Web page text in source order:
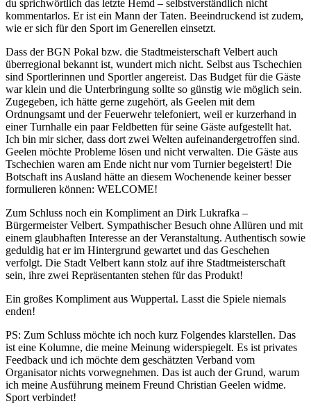
du sprichwörtlich das letzte Hemd – selbstverständlich nicht
kommentarlos. Er ist ein Mann der Taten. Beeindruckend ist zudem,
wie er sich für den Sport im Generellen einsetzt.
Dass der BGN Pokal bzw. die Stadtmeisterschaft Velbert auch
überregional bekannt ist, wundert mich nicht. Selbst aus Tschechien
sind Sportlerinnen und Sportler angereist. Das Budget für die Gäste
war klein und die Unterbringung sollte so günstig wie möglich sein.
Zugegeben, ich hätte gerne zugehört, als Geelen mit dem
Ordnungsamt und der Feuerwehr telefoniert, weil er kurzerhand in
einer Turnhalle ein paar Feldbetten für seine Gäste aufgestellt hat.
Ich bin mir sicher, dass dort zwei Welten aufeinandergetroffen sind.
Geelen möchte Probleme lösen und nicht verwalten. Die Gäste aus
Tschechien waren am Ende nicht nur vom Turnier begeistert! Die
Botschaft ins Ausland hätte an diesem Wochenende keiner besser
formulieren können: WELCOME!
Zum Schluss noch ein Kompliment an Dirk Lukrafka –
Bürgermeister Velbert. Sympathischer Besuch ohne Allüren und mit
einem glaubhaften Interesse an der Veranstaltung. Authentisch sowie
geduldig hat er im Hintergrund gewartet und das Geschehen
verfolgt. Die Stadt Velbert kann stolz auf ihre Stadtmeisterschaft
sein, ihre zwei Repräsentanten stehen für das Produkt!
Ein großes Kompliment aus Wuppertal. Lasst die Spiele niemals
enden!
PS: Zum Schluss möchte ich noch kurz Folgendes klarstellen. Das
ist eine Kolumne, die meine Meinung widerspiegelt. Es ist privates
Feedback und ich möchte dem geschätzten Verband vom
Organisator nichts vorwegnehmen. Das ist auch der Grund, warum
ich meine Ausführung meinem Freund Christian Geelen widme.
Sport verbindet!